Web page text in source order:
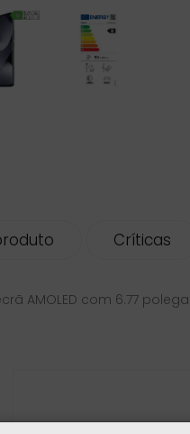
Críticas
AMOLED com 6.77